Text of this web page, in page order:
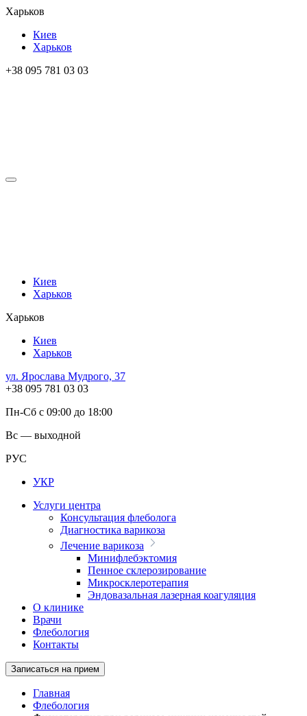
Харьков
Киев
Харьков
+38 095 781 03 03
Киев
Харьков
Харьков
Киев
Харьков
ул. Ярослава Мудрого, 37
+38 095 781 03 03
Пн-Сб с 09:00 до 18:00
Вс — выходной
РУС
УКР
Услуги центра
Консультация флеболога
Диагностика варикоза
Лечение варикоза
Минифлебэктомия
Пенное склерозирование
Микросклеротерапия
Эндовазальная лазерная коагуляция
О клинике
Врачи
Флебология
Контакты
Записаться на прием
Главная
Флебология